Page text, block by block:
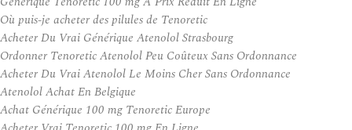
Où puis-je acheter des pilules de Tenoretic
Acheter Du Vrai Générique Atenolol Strasbourg
Ordonner Tenoretic Atenolol Peu Coûteux Sans Ordonnance
Acheter Du Vrai Atenolol Le Moins Cher Sans Ordonnance
Atenolol Achat En Belgique
Achat Générique 100 mg Tenoretic Europe